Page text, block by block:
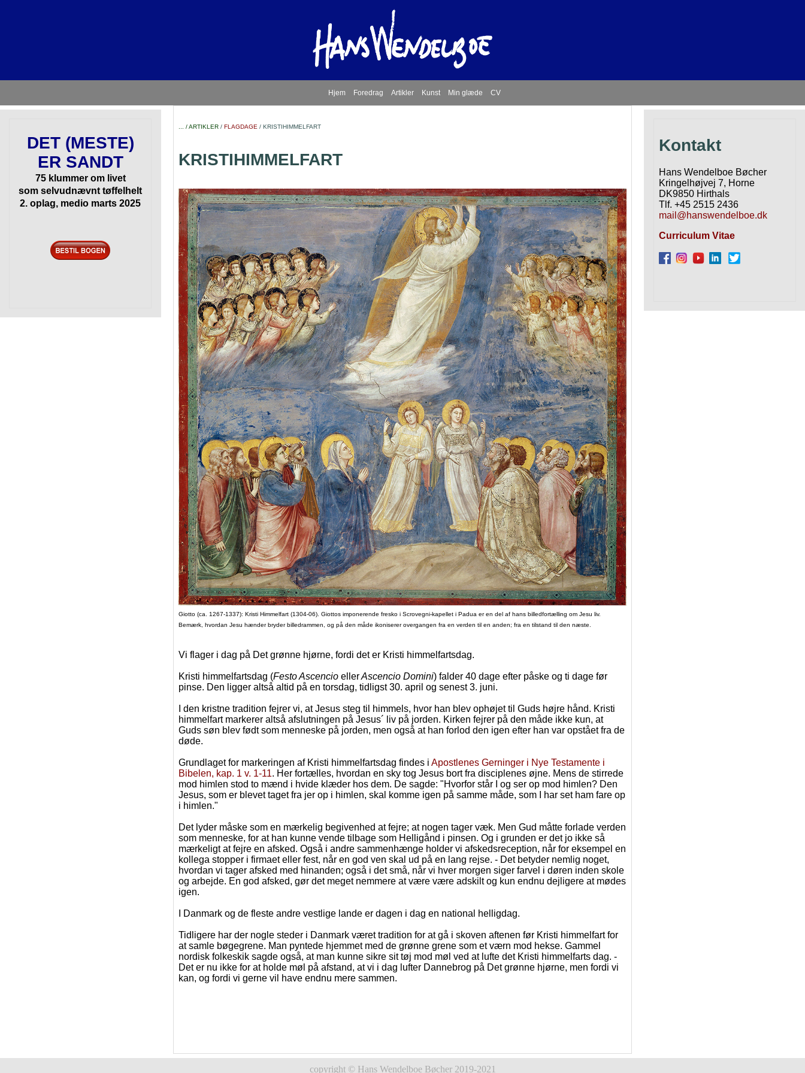
Hjem Foredrag Artikler Kunst Min glæde CV
DET (MESTE)
ER SANDT
75 klummer om livet
som selvudnævnt tøffelhelt
2. oplag, medio marts 2025
... / ARTIKLER / FLAGDAGE / KRISTIHIMMELFART
KRISTIHIMMELFART
Giotto (ca. 1267-1337): Kristi Himmelfart (1304-06). Giottos imponerende fresko i Scrovegni-kapellet i Padua er en del af hans billedfortælling om Jesu liv.
Bemærk, hvordan Jesu hænder bryder billedrammen, og på den måde ikoniserer overgangen fra en verden til en anden; fra en tilstand til den næste.
Vi flager i dag på Det grønne hjørne, fordi det er Kristi himmelfartsdag.
Kristi himmelfartsdag (Festo AscencioellerAscencio Domini) falder 40 dage efter påske og ti dage før
pinse. Den ligger altså altid på en torsdag, tidligst 30. april og senest 3. juni.
I den kristne tradition fejrer vi, at Jesus steg til himmels, hvor han blev ophøjet til Guds højre hånd. Kristi
himmelfart markerer altså afslutningen på Jesus´ liv på jorden. Kirken fejrer på den måde ikke kun, at
Guds søn blev født som menneske på jorden, men også at han forlod den igen efter han var opstået fra de
døde.
Grundlaget for markeringen af Kristi himmelfartsdag findes i Apostlenes Gerninger i Nye Testamente i
Bibelen, kap. 1 v. 1-11. Her fortælles, hvordan en sky tog Jesus bort fra disciplenes øjne. Mens de stirrede
mod himlen stod to mænd i hvide klæder hos dem. De sagde: "Hvorfor står I og ser op mod himlen? Den
Jesus, som er blevet taget fra jer op i himlen, skal komme igen på samme måde, som I har set ham fare op
i himlen."
Det lyder måske som en mærkelig begivenhed at fejre; at nogen tager væk. Men Gud måtte forlade verden
som menneske, for at han kunne vende tilbage som Helligånd i pinsen. Og i grunden er det jo ikke så
mærkeligt at fejre en afsked. Også i andre sammenhænge holder vi afskedsreception, når for eksempel en
kollega stopper i firmaet eller fest, når en god ven skal ud på en lang rejse. - Det betyder nemlig noget,
hvordan vi tager afsked med hinanden; også i det små, når vi hver morgen siger farvel i døren inden skole
og arbejde. En god afsked, gør det meget nemmere at være være adskilt og kun endnu dejligere at mødes
igen.
I Danmark og de fleste andre vestlige lande er dagen i dag en national helligdag.
Tidligere har der nogle steder i Danmark været tradition for at gå i skoven aftenen før Kristi himmelfart for
at samle bøgegrene. Man pyntede hjemmet med de grønne grene som et værn mod hekse. Gammel
nordisk folkeskik sagde også, at man kunne sikre sit tøj mod møl ved at lufte det Kristi himmelfarts dag. -
Det er nu ikke for at holde møl på afstand, at vi i dag lufter Dannebrog på Det grønne hjørne, men fordi vi
kan, og fordi vi gerne vil have endnu mere sammen.
Kontakt
Hans Wendelboe Bøcher
Kringelhøjvej 7, Horne
DK9850 Hirthals
Tlf. +45 2515 2436
mail@hanswendelboe.dk
Curriculum Vitae
copyright © Hans Wendelboe Bøcher 2019-2021